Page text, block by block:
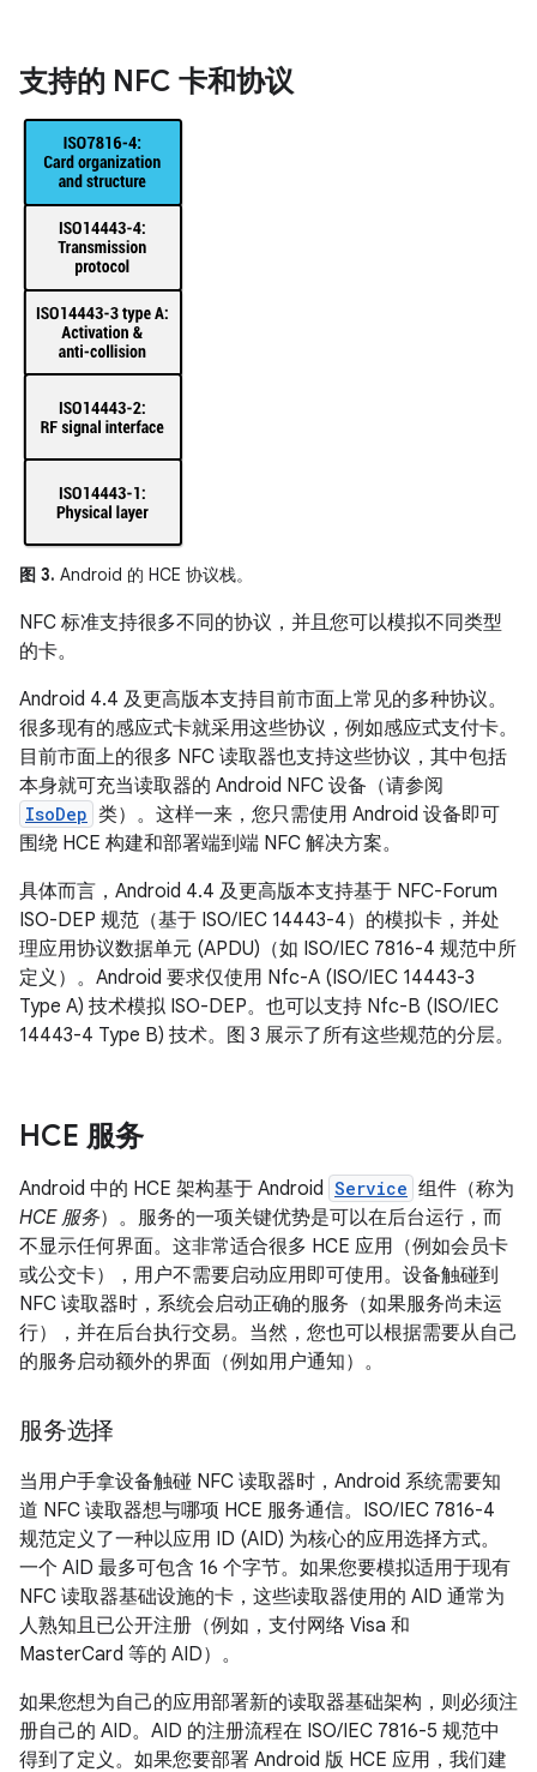
支持的 NFC 卡和协议
图 3. Android 的 HCE 协议栈。
NFC 标准支持很多不同的协议，并且您可以模拟不同类型
的卡。
Android 4.4 及更高版本支持目前市面上常见的多种协议。
很多现有的感应式卡就采用这些协议，例如感应式支付卡。
目前市面上的很多 NFC 读取器也支持这些协议，其中包括
本身就可充当读取器的 Android NFC 设备（请参阅
IsoDep 类）。这样一来，您只需使用 Android 设备即可
围绕 HCE 构建和部署端到端 NFC 解决方案。
具体而言，Android 4.4 及更高版本支持基于 NFC-Forum
ISO-DEP 规范（基于 ISO/IEC 14443-4）的模拟卡，并处
理应用协议数据单元 (APDU)（如 ISO/IEC 7816-4 规范中所
定义）。Android 要求仅使用 Nfc-A (ISO/IEC 14443-3
Type A) 技术模拟 ISO-DEP。也可以支持 Nfc-B (ISO/IEC
14443-4 Type B) 技术。图 3 展示了所有这些规范的分层。
HCE 服务
Android 中的 HCE 架构基于 Android Service 组件（称为
HCE 服务）。服务的一项关键优势是可以在后台运行，而
不显示任何界面。这非常适合很多 HCE 应用（例如会员卡
或公交卡），用户不需要启动应用即可使用。设备触碰到
NFC 读取器时，系统会启动正确的服务（如果服务尚未运
行），并在后台执行交易。当然，您也可以根据需要从自己
的服务启动额外的界面（例如用户通知）。
服务选择
当用户手拿设备触碰 NFC 读取器时，Android 系统需要知
道 NFC 读取器想与哪项 HCE 服务通信。ISO/IEC 7816-4
规范定义了一种以应用 ID (AID) 为核心的应用选择方式。
一个 AID 最多可包含 16 个字节。如果您要模拟适用于现有
NFC 读取器基础设施的卡，这些读取器使用的 AID 通常为
人熟知且已公开注册（例如，支付网络 Visa 和
MasterCard 等的 AID）。
如果您想为自己的应用部署新的读取器基础架构，则必须注
册自己的 AID。AID 的注册流程在 ISO/IEC 7816-5 规范中
得到了定义。如果您要部署 Android 版 HCE 应用，我们建